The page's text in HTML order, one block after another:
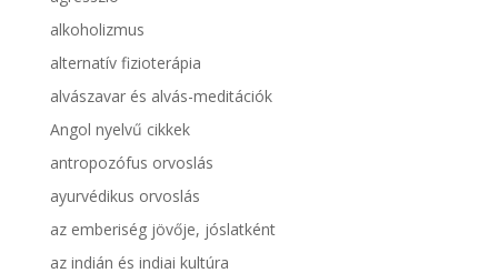
alkoholizmus
alternatív fizioterápia
alvászavar és alvás-meditációk
Angol nyelvű cikkek
antropozófus orvoslás
ayurvédikus orvoslás
az emberiség jövője, jóslatként
az indián és indiai kultúra